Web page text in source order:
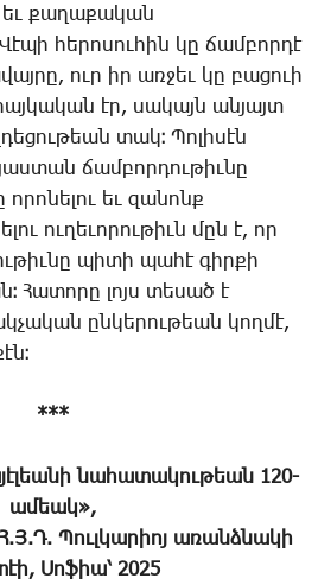
եւ քա­ղա­քա­կան
հե­րո­սու­հին կը ճամ­բոր­դէ
ուր իր առ­ջեւ կը բա­ցո­ւի
էր, սա­կայն ան­յայտ
տակ։ ­Պո­լի­սէն
ճամ­բոր­դու­թիւ­նը
եւ զա­նոնք
ու­ղե­ւո­րու­թիւն մըն է, որ
պի­տի պա­հէ գիր­քի
­Հա­տո­րը լոյս տե­սած է
ըն­կե­րու­թեան կող­մէ,
***
նա­հա­տա­կու­թեան 120-
ա­մեակ»,
­Պուլ­կա­րիոյ ա­ռանձ­նա­կի
­Սո­ֆիա՝ 2025